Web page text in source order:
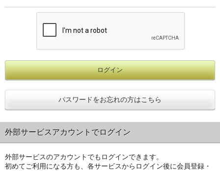
パスワードをお忘れの方はこちら
外部サービスアカウントでログイン
外部サービスのアカウントでもログインできます。
初めてご利用になる方も、各サービスからログイン後に会員登録・